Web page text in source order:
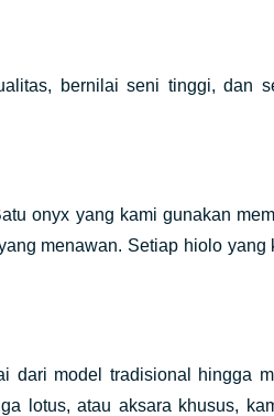
bernilai seni tinggi, dan
onyx yang kami gunakan
menawan. Setiap hiolo
dari model tradisional hingga
lotus, atau aksara khusus,